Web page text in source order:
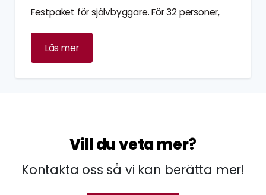
Festpaket för självbyggare. För 32 personer,
Läs mer
Vill du veta mer?
Kontakta oss så vi kan berätta mer!